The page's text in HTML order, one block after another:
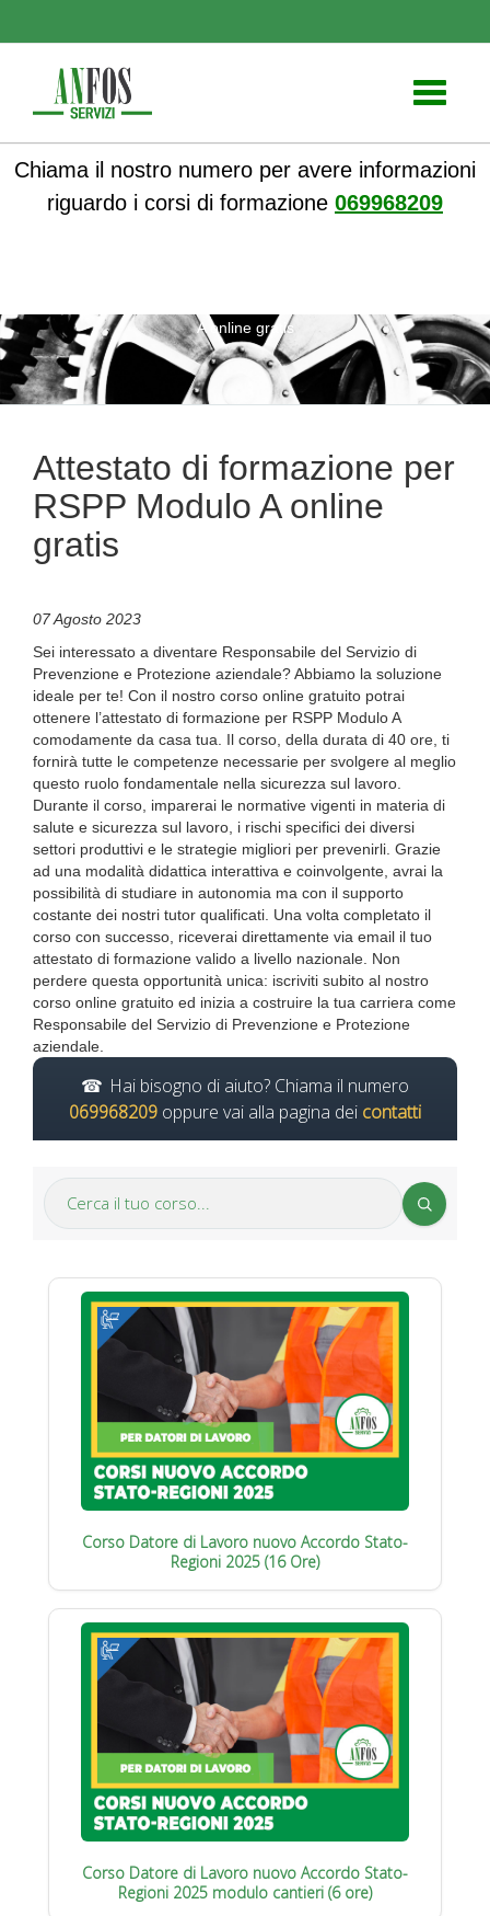
Toggle
Chiama il nostro numero per avere informazioni
riguardo i corsi di formazione 069968209
A online gratis
Attestato di formazione per
RSPP Modulo A online
gratis
07 Agosto 2023
Sei interessato a diventare Responsabile del Servizio di
Prevenzione e Protezione aziendale? Abbiamo la soluzione
ideale per te! Con il nostro corso online gratuito potrai
ottenere l’attestato di formazione per RSPP Modulo A
comodamente da casa tua. Il corso, della durata di 40 ore, ti
fornirà tutte le competenze necessarie per svolgere al meglio
questo ruolo fondamentale nella sicurezza sul lavoro.
Durante il corso, imparerai le normative vigenti in materia di
salute e sicurezza sul lavoro, i rischi specifici dei diversi
settori produttivi e le strategie migliori per prevenirli. Grazie
ad una modalità didattica interattiva e coinvolgente, avrai la
possibilità di studiare in autonomia ma con il supporto
costante dei nostri tutor qualificati. Una volta completato il
corso con successo, riceverai direttamente via email il tuo
attestato di formazione valido a livello nazionale. Non
perdere questa opportunità unica: iscriviti subito al nostro
corso online gratuito ed inizia a costruire la tua carriera come
Responsabile del Servizio di Prevenzione e Protezione
aziendale.
Hai bisogno di aiuto? Chiama il numero
069968209 oppure vai alla pagina dei contatti
Corso Datore di Lavoro nuovo Accordo Stato-
Regioni 2025 (16 Ore)
Corso Datore di Lavoro nuovo Accordo Stato-
Regioni 2025 modulo cantieri (6 ore)